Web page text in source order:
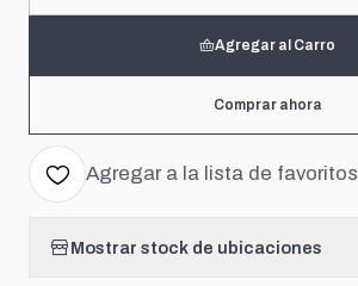
Agregar al Carro
Comprar ahora
Agregar a la lista de favoritos
Mostrar stock de ubicaciones